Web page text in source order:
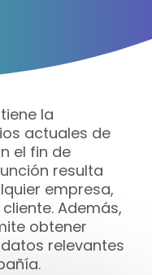
la
actuales de
el fin de
resulta
empresa,
Además,
obtener
relevantes